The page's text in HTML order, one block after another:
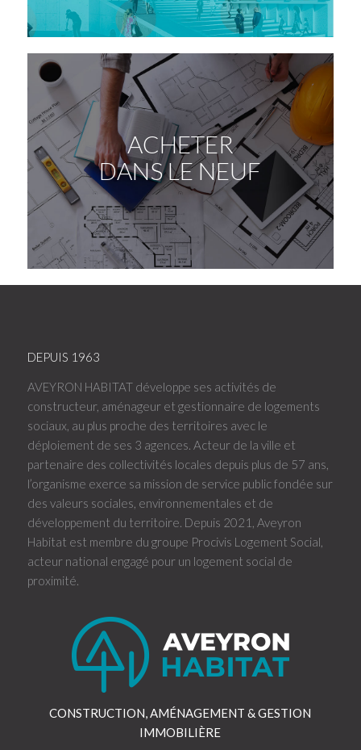
ACHETER
DANS LE NEUF
DEPUIS 1963
AVEYRON HABITAT développe ses activités de
constructeur, aménageur et gestionnaire de logements
sociaux, au plus proche des territoires avec le
déploiement de ses 3 agences. Acteur de la ville et
partenaire des collectivités locales depuis plus de 57 ans,
l’organisme exerce sa mission de service public fondée sur
des valeurs sociales, environnementales et de
développement du territoire. Depuis 2021, Aveyron
Habitat est membre du groupe Procivis Logement Social,
acteur national engagé pour un logement social de
proximité.
CONSTRUCTION, AMÉNAGEMENT & GESTION
IMMOBILIÈRE